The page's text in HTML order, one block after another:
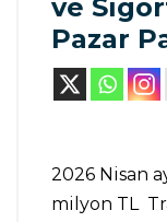
ve
Pazar
2026 Nisan
milyon TL